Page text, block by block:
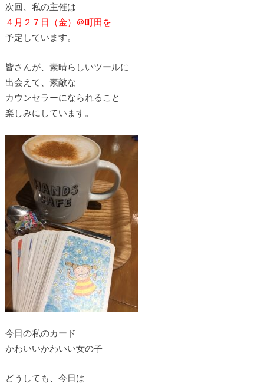
次回、私の主催は
４月２７日（金）＠町田を
予定しています。
皆さんが、素晴らしいツールに
出会えて、素敵な
カウンセラーになられること
楽しみにしています。
今日の私のカード
かわいいかわいい女の子
どうしても、今日は